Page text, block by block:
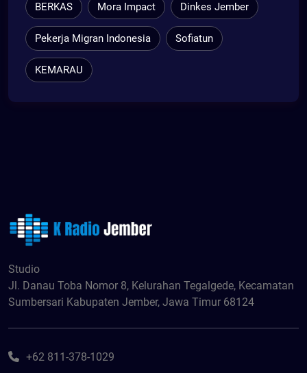
BERKAS Mora Impact Dinkes Jember
Pekerja Migran Indonesia Sofiatun
KEMARAU
Studio
Jl. Danau Toba Nomor 8, Kelurahan Tegalgede, Kecamatan
Sumbersari Kabupaten Jember, Jawa Timur 68124
+62 811-378-1029